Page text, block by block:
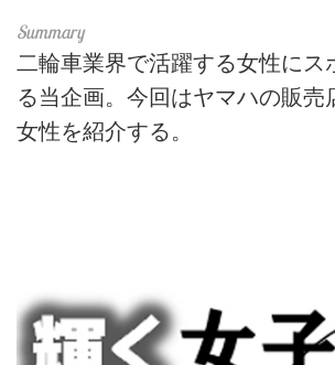
二輪車業界で活躍する女性にス
る当企画。今回はヤマハの販売
女性を紹介する。